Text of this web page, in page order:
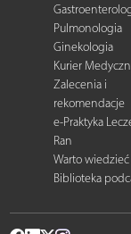
Pulmonologia
Ginekologia
Kurier
Zalecenia i
rekomendacje
e-Praktyka
Ran
Warto wiedzieć
Biblioteka